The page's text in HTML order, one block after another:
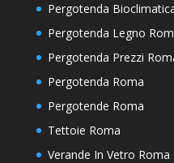
Pergotenda
Pergotenda Legno
Pergotenda Prezzi
Pergotenda Roma
Pergotende Roma
Tettoie Roma
Verande In Vetro Roma